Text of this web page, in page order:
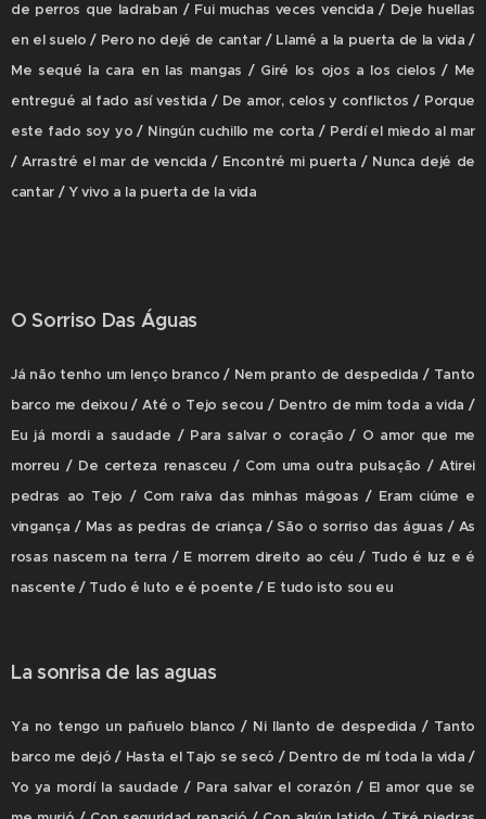
de perros que ladraban / Fui muchas veces vencida / Deje huellas
en el suelo / Pero no dejé de cantar / Llamé a la puerta de la vida /
Me sequé la cara en las mangas / Giré los ojos a los cielos / Me
entregué al fado así vestida / De amor, celos y conflictos / Porque
este fado soy yo / Ningún cuchillo me corta / Perdí el miedo al mar
/ Arrastré el mar de vencida / Encontré mi puerta / Nunca dejé de
cantar / Y vivo a la puerta de la vida
O Sorriso Das Águas
Já não tenho um lenço branco / Nem pranto de despedida / Tanto
barco me deixou / Até o Tejo secou / Dentro de mim toda a vida /
Eu já mordi a saudade / Para salvar o coração / O amor que me
morreu / De certeza renasceu / Com uma outra pulsação / Atirei
pedras ao Tejo / Com raiva das minhas mágoas / Eram ciúme e
vingança / Mas as pedras de criança / São o sorriso das águas / As
rosas nascem na terra / E morrem direito ao céu / Tudo é luz e é
nascente / Tudo é luto e é poente / E tudo isto sou eu
La sonrisa de las aguas
Ya no tengo un pañuelo blanco / Ni llanto de despedida / Tanto
barco me dejó / Hasta el Tajo se secó / Dentro de mí toda la vida /
Yo ya mordí la saudade / Para salvar el corazón / El amor que se